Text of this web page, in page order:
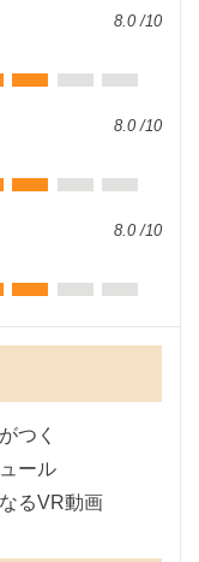
8.0 /10
8.0 /10
8.0 /10
つく
ール
るVR動画